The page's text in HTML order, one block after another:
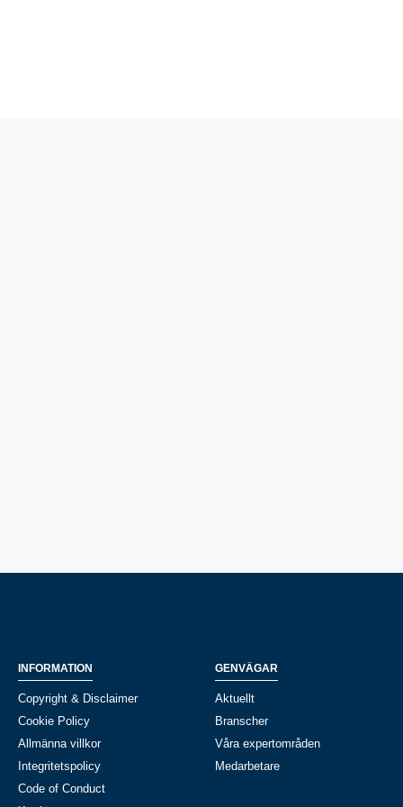
INFORMATION
Copyright & Disclaimer
Cookie Policy
Allmänna villkor
Integritetspolicy
Code of Conduct
GENVÄGAR
Aktuellt
Branscher
Våra expertområden
Medarbetare